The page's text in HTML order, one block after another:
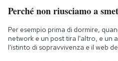
Perché non riusciamo a
Per esempio prima di dormire,
network e un post tira l'altro, e un
l'istinto di sopravvivenza e il web